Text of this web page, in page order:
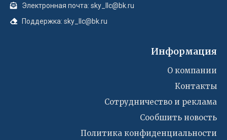
Электронная почта: sky_llc@bk.ru
Поддержка: sky_llc@bk.ru
Информация
О компании
Контакты
Сотрудничество и реклама
Сообшить новость
Политика конфиденциальности